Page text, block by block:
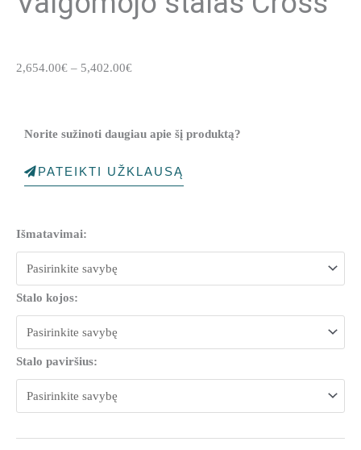
2,654.00€ – 5,402.00€
through
Norite sužinoti daugiau apie šį produktą?
PATEIKTI UŽKLAUSĄ
Išmatavimai:
Stalo kojos:
Stalo paviršius:
kiekis:
Valgomojo
Cross